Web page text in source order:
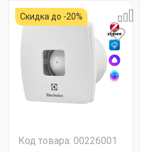
Скидка до -20%
Код товара: 00226001